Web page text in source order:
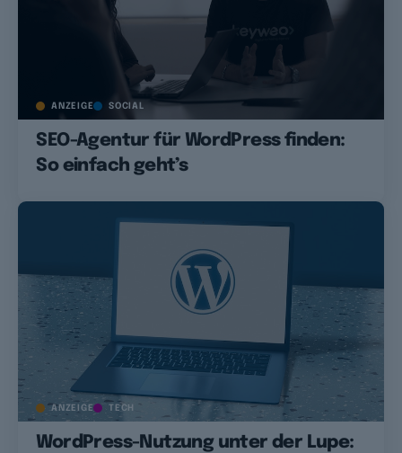
ANZEIGE SOCIAL
SEO-Agentur für WordPress finden:
So einfach geht’s
ANZEIGE TECH
WordPress-Nutzung unter der Lupe: